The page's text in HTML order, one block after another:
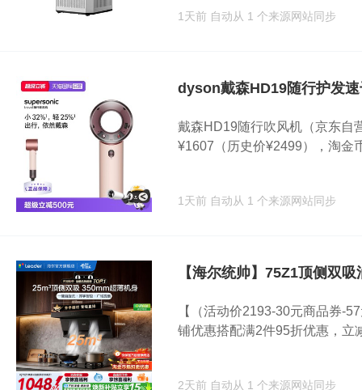
1天前 自动从 1 个来源网站同步
dyson戴森HD19随行护发
戴森HD19随行吹风机（京东自
¥1607（历史价¥2499），淘金
1天前 自动从 1 个来源网站同步
【海尔统帅】75Z1顶侧双吸
【（活动价2193-30元商品券-
铺优惠搭配满2件95折优惠，立
2天前 自动从 1 个来源网站同步